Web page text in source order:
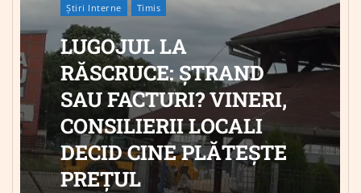
Știri Interne Timis
LUGOJUL LA
RĂSCRUCE: ȘTRAND
SAU FACTURI? VINERI,
CONSILIERII LOCALI
DECID CINE PLĂTEȘTE
PREȚUL